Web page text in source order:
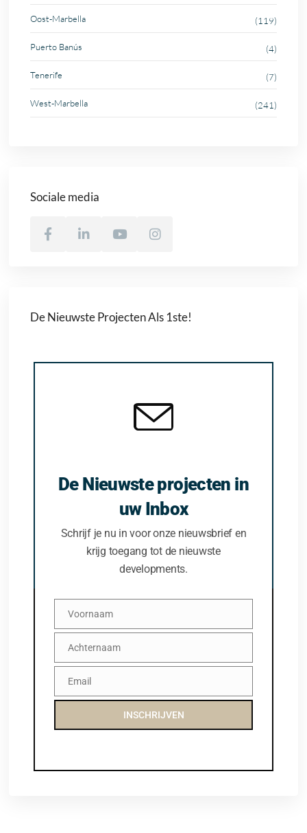
Oost-Marbella (119)
Puerto Banús (4)
Tenerife (7)
West-Marbella (241)
Sociale media
De Nieuwste Projecten Als 1ste!
De Nieuwste projecten in
uw Inbox
Schrijf je nu in voor onze nieuwsbrief en
krijg toegang tot de nieuwste
developments.
Voornaam
Voornaam
Achternaam
Achternaam
EmailEmail
INSCHRIJVEN